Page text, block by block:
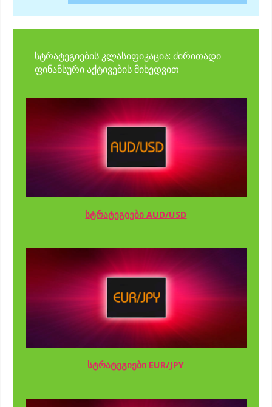
სტრატეგიების კლასიფიკაცია: ძირითადი
ფინანსური აქტივების მიხედვით
სტრატეგიები AUD/USD
სტრატეგიები EUR/JPY